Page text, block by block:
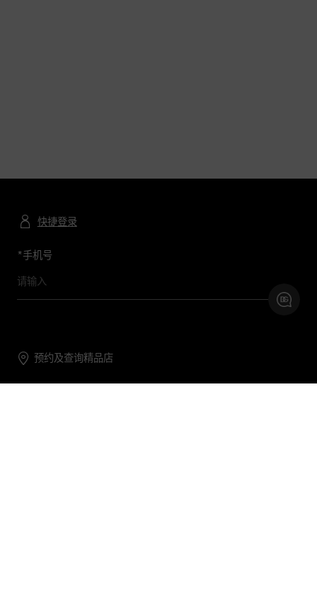
快捷登录
*手机号
预约及查询精品店